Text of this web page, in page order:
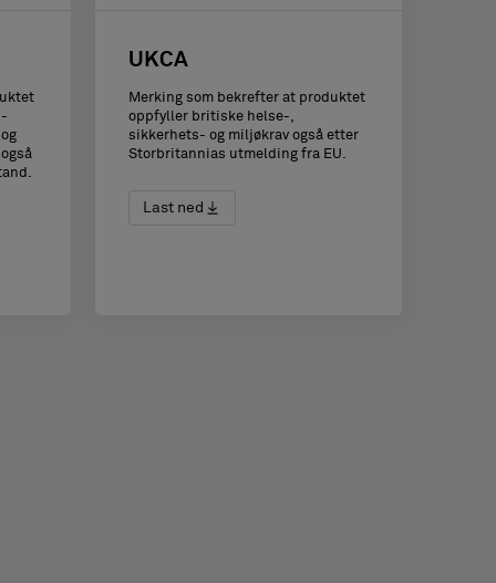
UKCA
Merking som bekrefter at produktet
oppfyller britiske helse-,
sikkerhets- og miljøkrav også etter
Storbritannias utmelding fra EU.
Last ned